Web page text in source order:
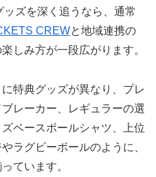
ズを深く追うなら、通常
CREWと地域連携の
しみ方が一段広がります。
特典グッズが異なり、プレ
レーカー、レギュラーの選
ベースボールシャツ、上位
ラグビーボールのように、
ています。